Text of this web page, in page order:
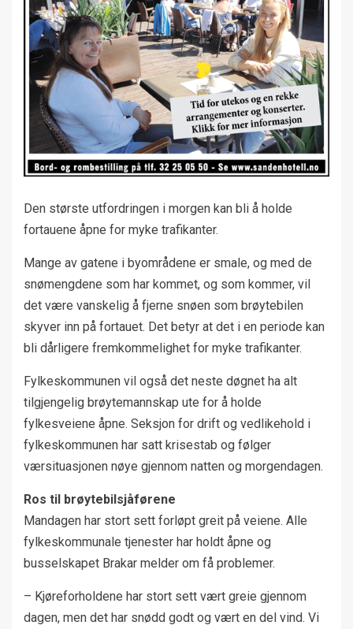
Den største utfordringen i morgen kan bli å holde
fortauene åpne for myke trafikanter.
Mange av gatene i byområdene er smale, og med de
snømengdene som har kommet, og som kommer, vil
det være vanskelig å fjerne snøen som brøytebilen
skyver inn på fortauet. Det betyr at det i en periode kan
bli dårligere fremkommelighet for myke trafikanter.
Fylkeskommunen vil også det neste døgnet ha alt
tilgjengelig brøytemannskap ute for å holde
fylkesveiene åpne. Seksjon for drift og vedlikehold i
fylkeskommunen har satt krisestab og følger
værsituasjonen nøye gjennom natten og morgendagen.
Ros til brøytebilsjåførene
Mandagen har stort sett forløpt greit på veiene. Alle
fylkeskommunale tjenester har holdt åpne og
busselskapet Brakar melder om få problemer.
– Kjøreforholdene har stort sett vært greie gjennom
dagen, men det har snødd godt og vært en del vind. Vi